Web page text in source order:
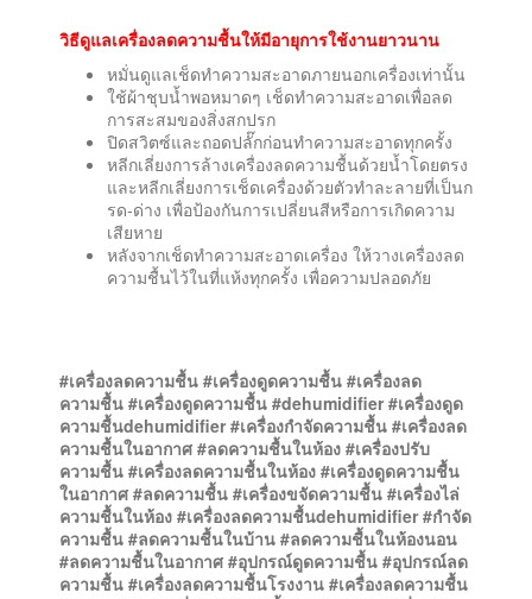
วิธีดูแลเครื่องลดความชื้นให้มีอายุการใช้งานยาวนาน
หมั่นดูแลเช็ดทำความสะอาดภายนอกเครื่องเท่านั้น
ใช้ผ้าชุบน้ำพอหมาดๆ เช็ดทำความสะอาดเพื่อลด
การสะสมของสิ่งสกปรก
ปิดสวิตซ์และถอดปลั๊กก่อนทำความสะอาดทุกครั้ง
หลีกเลี่ยงการล้างเครื่องลดความชื้นด้วยน้ำโดยตรง
และหลีกเลี่ยงการเช็ดเครื่องด้วยตัวทำละลายที่เป็นก
รด-ด่าง เพื่อป้องกันการเปลี่ยนสีหรือการเกิดความ
เสียหาย
หลังจากเช็ดทำความสะอาดเครื่อง ให้วางเครื่องลด
ความชื้นไว้ในที่แห้งทุกครั้ง เพื่อความปลอดภัย
#เครื่องลดความชื้น #เครื่องดูดความชื้น #เครื่องลด
ความชื้น #เครื่องดูดความชื้น #dehumidifier #เครื่องดูด
ความชื้นdehumidifier #เครื่องกำจัดความชื้น #เครื่องลด
ความชื้นในอากาศ #ลดความชื้นในห้อง #เครื่องปรับ
ความชื้น #เครื่องลดความชื้นในห้อง #เครื่องดูดความชื้น
ในอากาศ #ลดความชื้น #เครื่องขจัดความชื้น #เครื่องไล่
ความชื้นในห้อง #เครื่องลดความชื้นdehumidifier #กำจัด
ความชื้น #ลดความชื้นในบ้าน #ลดความชื้นในห้องนอน
#ลดความชื้นในอากาศ #อุปกรณ์ดูดความชื้น #อุปกรณ์ลด
ความชื้น #เครื่องลดความชื้นโรงงาน #เครื่องลดความชื้น